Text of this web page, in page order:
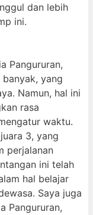
dan lebih
ini.
Pangururan,
yang
Namun, hal ini
rasa
waktu.
3, yang
perjalanan
ini telah
hal belajar
Saya juga
Pangururan,